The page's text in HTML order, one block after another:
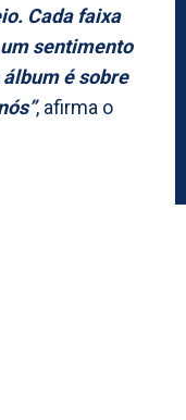
Cada faixa
sentimento
é sobre
, afirma o